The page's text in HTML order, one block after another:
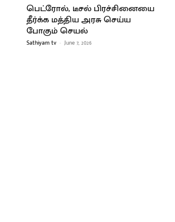
பெட்ரோல், டீசல் பிரச்சினையை
தீர்க்க மத்திய அரசு செய்ய
போகும் செயல்
Sathiyam tv - June 7, 2026